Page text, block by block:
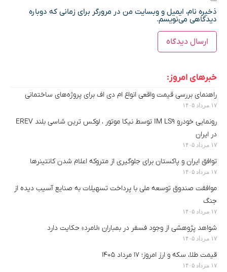
ذخیره نام، ایمیل و وبسایت من در مرورگر برای زمانی که دوباره
دیدگاهی می‌نویسم.
خبرهای امروز:
راهنمای بررسی قیمت واقعی انواع ام دی اف برای پروژه‌های ساختمانی
۱۷ مرداد ۱۴۰۵
رونمایی خودرو IM LS9 توسط نیکا موتور ، لوکس ترین شاسی بلند EREV
در ایران
۱۷ مرداد ۱۴۰۵
توافق ایران و پاکستان برای جلوگیری از متروکه اعلام شدن کانتینرها
۱۷ مرداد ۱۴۰۵
موافقت صندوق توسعه ملی با پرداخت تسهیلات به صنایع آسیب دیده از
جنگ
۱۷ مرداد ۱۴۰۵
شواهد پژوهشی از وجود فسفر در بمباران «لامرد» حکایت دارد
۱۷ مرداد ۱۴۰۵
قیمت طلا، سکه و ارز امروز؛ ۱۷ مرداد ۱۴۰۵
۱۷ مرداد ۱۴۰۵